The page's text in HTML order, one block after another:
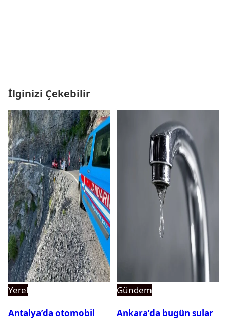
İlginizi Çekebilir
Yerel
Antalya’da otomobil
Gündem
Ankara’da bugün sular